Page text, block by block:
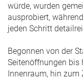
würde, wurden
ausprobiert,
jeden Schritt
Begonnen von der
Seitenöffnungen bis
Innenraum, hin zum